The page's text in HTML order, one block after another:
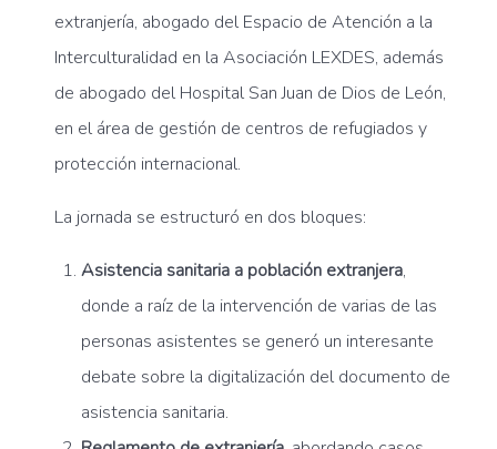
extranjería, abogado del Espacio de Atención a la
Interculturalidad en la Asociación LEXDES, además
de abogado del Hospital San Juan de Dios de León,
en el área de gestión de centros de refugiados y
protección internacional.
La jornada se estructuró en dos bloques:
Asistencia sanitaria a población extranjera,
donde a raíz de la intervención de varias de las
personas asistentes se generó un interesante
debate sobre la digitalización del documento de
asistencia sanitaria.